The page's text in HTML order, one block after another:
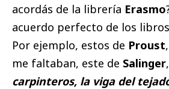
acordás de la librería Erasmo
acuerdo perfecto de los
Por ejemplo, estos de Proust
me faltaban, este de Salinger,
carpinteros, la viga del